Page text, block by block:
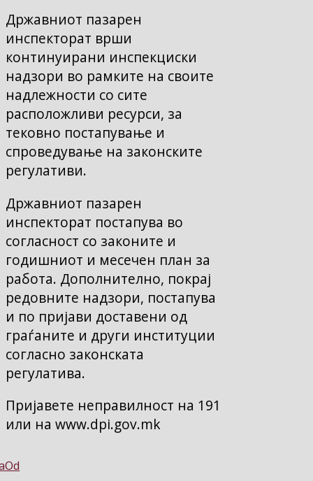
Државниот пазарен
инспекторат врши
континуирани инспекциски
надзори во рамките на своите
надлежности со сите
расположливи ресурси, за
тековно постапување и
спроведување на законските
регулативи.
Државниот пазарен
инспекторат постапува во
согласност со законите и
годишниот и месечен план за
работа. Дополнително, покрај
редовните надзори, постапува
и по пријави доставени од
граѓаните и други институции
согласно законската
регулатива.
Пријавете неправилност на 191
или на www.dpi.gov.mk